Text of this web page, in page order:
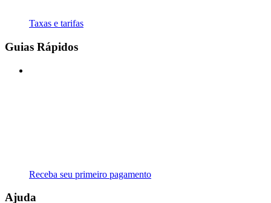
Taxas e tarifas
Guias Rápidos
Receba seu primeiro pagamento
Ajuda